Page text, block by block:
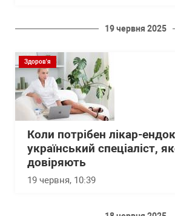
19 червня 2025
Здоров'я
Коли потрібен лікар-
український спеціаліст,
довіряють
19 червня, 10:39